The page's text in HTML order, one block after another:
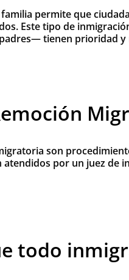
permite que
Este tipo de
tienen prioridad
son
atendidos por un juez de
todo